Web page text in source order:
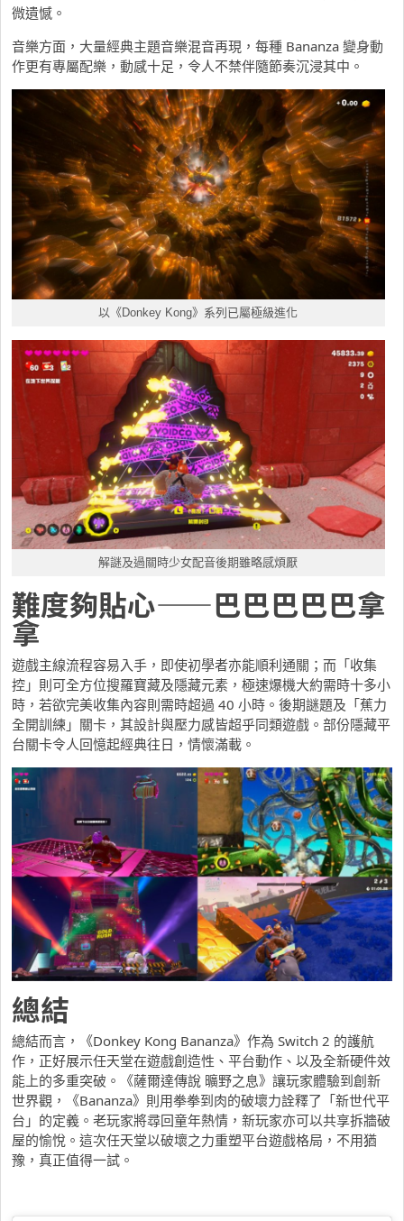
微遺憾。
音樂方面，大量經典主題音樂混音再現，每種 Bananza 變身動
作更有專屬配樂，動感十足，令人不禁伴隨節奏沉浸其中。
以《Donkey Kong》系列已屬極級進化
解謎及過關時少女配音後期雖略感煩厭
難度夠貼心——巴巴巴巴巴拿
拿
遊戲主線流程容易入手，即使初學者亦能順利通關；而「收集
控」則可全方位搜羅寶藏及隱藏元素，極速爆機大約需時十多小
時，若欲完美收集內容則需時超過 40 小時。後期謎題及「蕉力
全開訓練」關卡，其設計與壓力感皆超乎同類遊戲。部份隱藏平
台關卡令人回憶起經典往日，情懷滿載。
總結
總結而言，《Donkey Kong Bananza》作為 Switch 2 的護航
作，正好展示任天堂在遊戲創造性、平台動作、以及全新硬件效
能上的多重突破。《薩爾達傳說 曠野之息》讓玩家體驗到創新
世界觀，《Bananza》則用拳拳到肉的破壞力詮釋了「新世代平
台」的定義。老玩家將尋回童年熱情，新玩家亦可以共享拆牆破
屋的愉悅。這次任天堂以破壞之力重塑平台遊戲格局，不用猶
豫，真正值得一試。